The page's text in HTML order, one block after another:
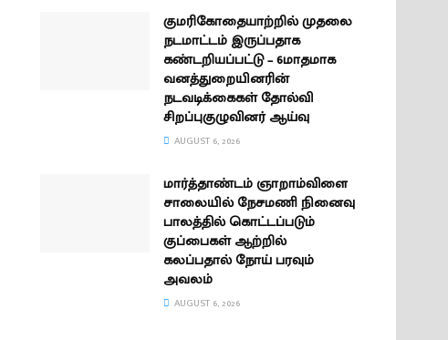
குமரிகோதையாற்றில் முதலை
நடமாட்டம் இருப்பதாக
கண்டறியப்பட்டு – 6மாதமாக
வனத்துறையினரின்
நடவடிக்கைகள் தோல்வி
சிறப்புகுழுவினர் ஆய்வு
AUGUST 6, 2026
மார்த்தாண்டம் ஞாறாம்விளை
சாலையில் நேசமணி நினைவு
பாலத்தில் கொட்டப்படும்
குப்பைகள் ஆற்றில்
கலப்பதால் நோய் பரவும்
அவலம்
AUGUST 6, 2026